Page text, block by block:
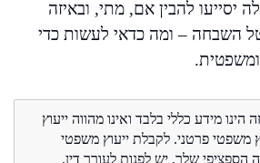
יסייעו להבין אם, מתי, ובאיזה
השבחה – ומה כדאי לעשות כדי
ומשפטית.
מידע כללי בלבד ואינו מהווה ייעוץ
משפטי פרטני. לקבלת ייעוץ משפטי
שלך, יש לפנות לעורך דין.